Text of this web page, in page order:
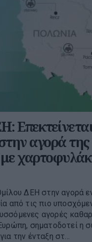
αγορά της
ΔΕΗ στην αγορά
από τις πιο
αγορές
σηματοδοτεί η
την ένταξη στ...